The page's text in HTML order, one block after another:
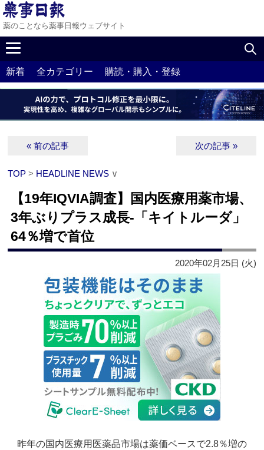
薬のことなら薬事日報ウェブサイト
新着 全カテゴリー 購読・購入・登録
« 前の記事 次の記事 »
TOP > HEADLINE NEWS ∨
【19年IQVIA調査】国内医療用薬市場、
3年ぶりプラス成長‐「キイトルーダ」
64％増で首位
2020年02月25日 (火)
昨年の国内医療用医薬品市場は薬価ベースで2.8％増の